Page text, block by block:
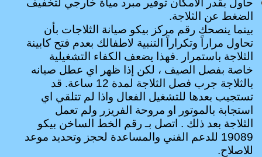
حاول بقدر الامكان توفير مبرد مياة خارجي لتخفيف
الضغط عن الثلاجة.
بينما ينصحك رقم مركز بيكو صيانة الثلاجات بأن
تحاول مراراً وتكراراً التنبية لاطفالك بعدم فتح كابينة
الثلاجة باستمرار .فهذا يضعف الكفاء التشغيلية
خاصة بفصل الصيف ، لكن إذا ظهر اي عطل صيانه
بالثلاجة جرب فصل الثلاجة لمدة 12 ساعة. قد
تستجيب بعدها للتشغيل الفعال واذا لم تتلقي اي
استجابة بالموتور او مروحة الفريزر ولم تعمل
الثلاجة بعد ذلك . اتصل بـ رقم الخط الساخن بيكو
19089 للدعم الفني والمساعدة لحجز وتحديد موعد
للاصلاح.